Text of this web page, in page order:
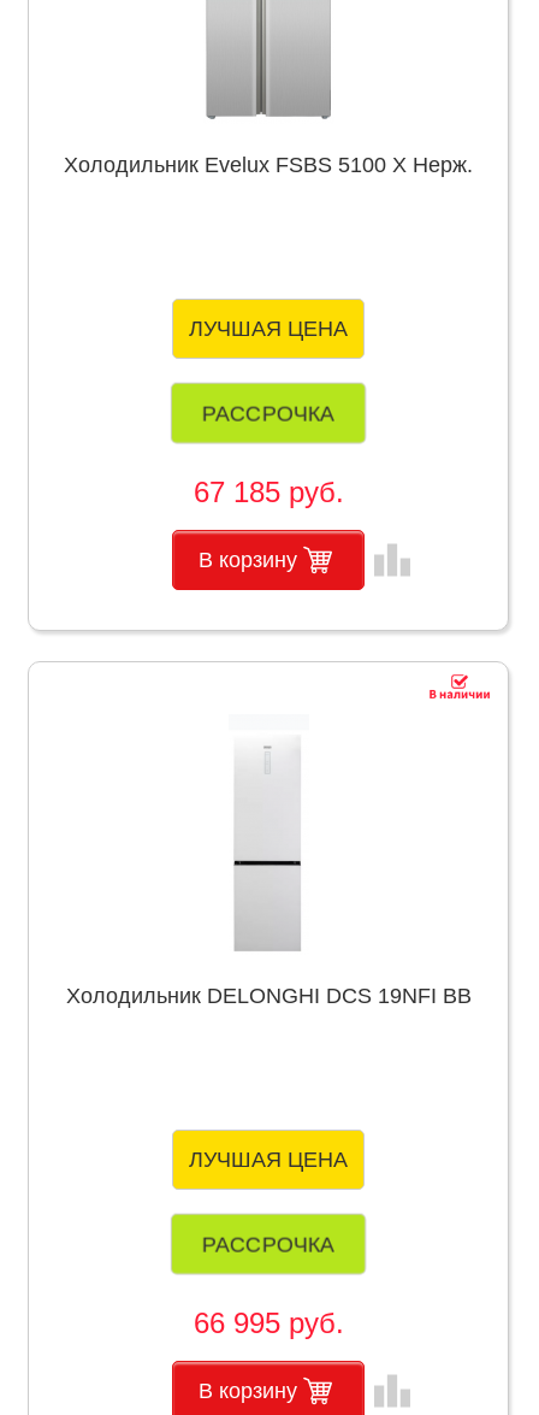
Холодильник Evelux FSBS 5100 X Нерж.
ЛУЧШАЯ ЦЕНА
РАССРОЧКА
67 185 руб.
В корзину leaderboard
Холодильник DELONGHI DCS 19NFI BB
ЛУЧШАЯ ЦЕНА
РАССРОЧКА
66 995 руб.
В корзину leaderboard